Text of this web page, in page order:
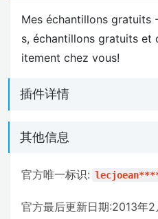
Mes échantillons gratuits
s, échantillons gratuits et
itement chez vous!
插件详情
其他信息
官方唯一标识:
官方最后更新日期:2013年2